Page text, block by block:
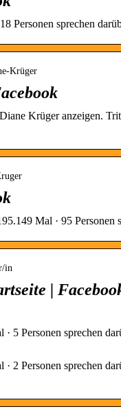
Personen sprechen
Krüger
Krüger anzeigen.
Mal · 95 Personen
in
|
5 Personen sprechen
2 Personen sprechen